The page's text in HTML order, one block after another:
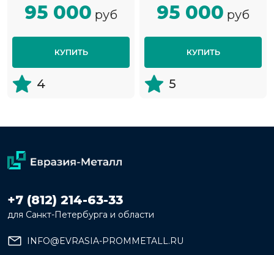
95 000 руб
КУПИТЬ
4
95 000 руб
КУПИТЬ
5
+7 (812) 214-63-33
для Санкт-Петербурга и области
INFO@EVRASIA-PROMMETALL.RU